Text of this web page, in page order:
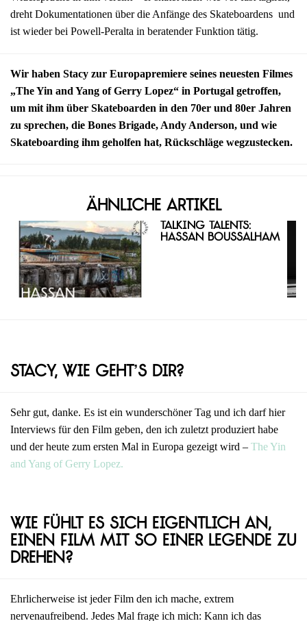
dreht Dokumentationen über die Anfänge des Skateboardens und
ist wieder bei Powell-Peralta in beratender Funktion tätig.
Wir haben Stacy zur Europapremiere seines neuesten Filmes
„The Yin and Yang of Gerry Lopez“ in Portugal getroffen,
um mit ihm über Skateboarden in den 70er und 80er Jahren
zu sprechen, die Bones Brigade, Andy Anderson, und wie
Skateboarding ihm geholfen hat, Rückschläge wegzustecken.
Ähnliche Artikel
Talking Talents:
Hassan Boussalham
Stacy, wie geht’s dir?
Sehr gut, danke. Es ist ein wunderschöner Tag und ich darf hier
Interviews für den Film geben, den ich zuletzt produziert habe
und der heute zum ersten Mal in Europa gezeigt wird – The Yin
and Yang of Gerry Lopez.
Wie fühlt es sich eigentlich an,
einen Film mit so einer Legende zu
drehen?
Ehrlicherweise ist jeder Film den ich mache, extrem
nervenaufreibend. Jedes Mal frage ich mich: Kann ich das